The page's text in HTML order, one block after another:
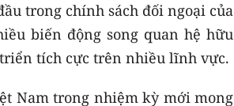
trong chính sách đối ngoại của
biến động song quan hệ hữu
tích cực trên nhiều lĩnh vực.
Nam trong nhiệm kỳ mới mong